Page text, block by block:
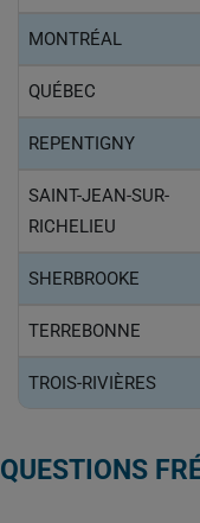
MONTRÉAL
QUÉBEC
REPENTIGNY
SAINT-JEAN-SUR-
RICHELIEU
SHERBROOKE
TERREBONNE
TROIS-RIVIÈRES
QUESTIONS